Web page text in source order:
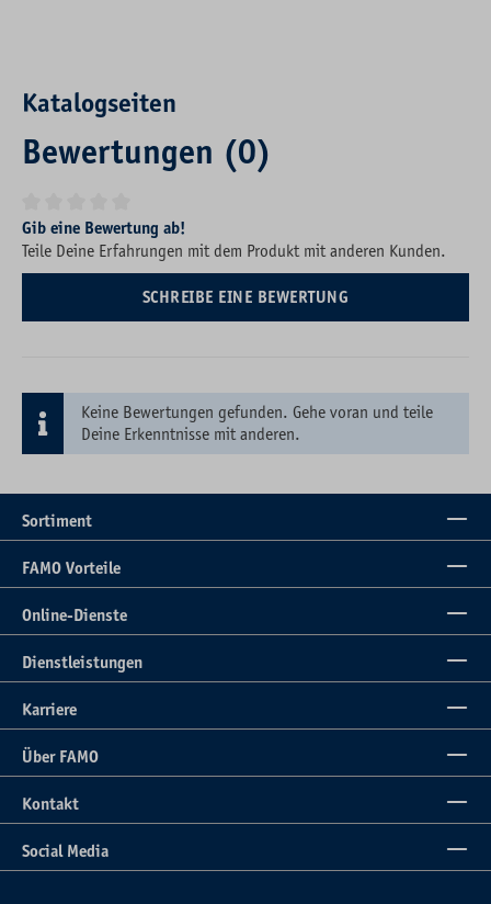
Katalogseiten
Bewertungen (0)
Durchschnittliche Bewertung von 0 von 5 Sternen
Gib eine Bewertung ab!
Teile Deine Erfahrungen mit dem Produkt mit anderen Kunden.
SCHREIBE EINE BEWERTUNG
Keine Bewertungen gefunden. Gehe voran und teile
Deine Erkenntnisse mit anderen.
Sortiment
FAMO Vorteile
Online-Dienste
Dienstleistungen
Karriere
Über FAMO
Kontakt
Social Media